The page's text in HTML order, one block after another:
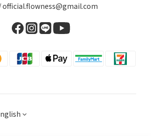
official.flowness@gmail.com